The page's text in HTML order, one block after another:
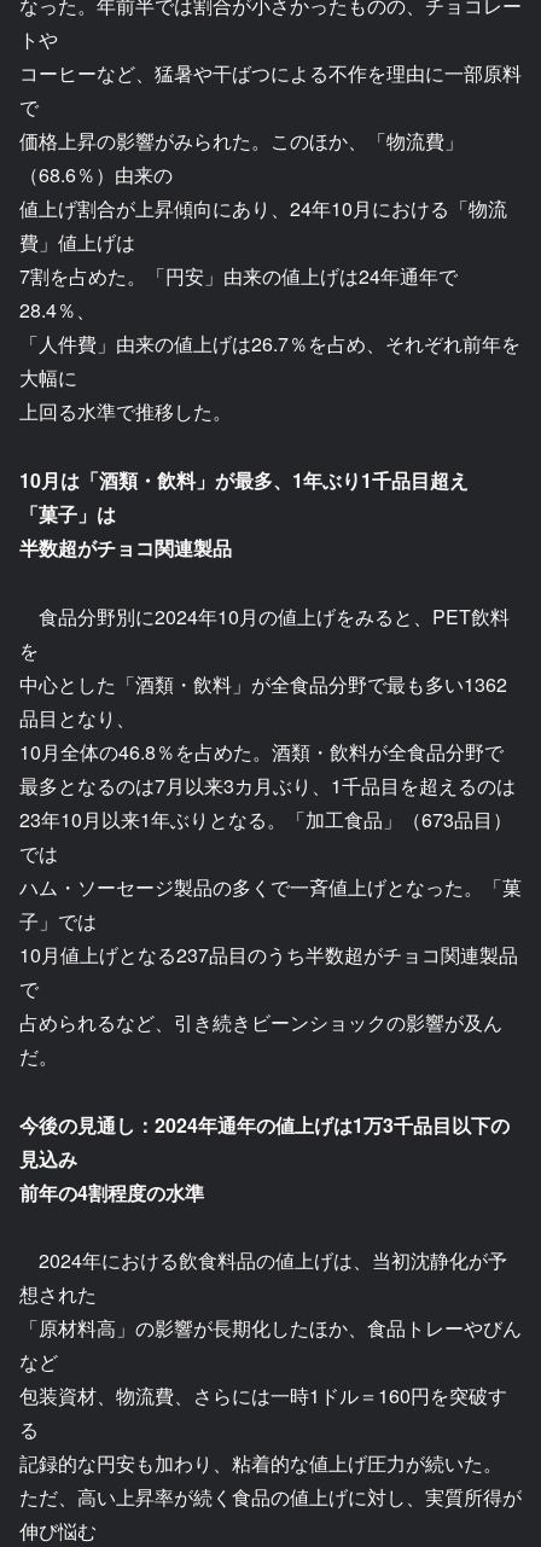
なった。年前半では割合が小さかったものの、チョコレー
トや
コーヒーなど、猛暑や干ばつによる不作を理由に一部原料
で
価格上昇の影響がみられた。このほか、「物流費」
（68.6％）由来の
値上げ割合が上昇傾向にあり、24年10月における「物流
費」値上げは
7割を占めた。「円安」由来の値上げは24年通年で
28.4％、
「人件費」由来の値上げは26.7％を占め、それぞれ前年を
大幅に
上回る水準で推移した。
10月は「酒類・飲料」が最多、1年ぶり1千品目超え
「菓子」は
半数超がチョコ関連製品
食品分野別に2024年10月の値上げをみると、PET飲料
を
中心とした「酒類・飲料」が全食品分野で最も多い1362
品目となり、
10月全体の46.8％を占めた。酒類・飲料が全食品分野で
最多となるのは7月以来3カ月ぶり、1千品目を超えるのは
23年10月以来1年ぶりとなる。「加工食品」（673品目）
では
ハム・ソーセージ製品の多くで一斉値上げとなった。「菓
子」では
10月値上げとなる237品目のうち半数超がチョコ関連製品
で
占められるなど、引き続きビーンショックの影響が及ん
だ。
今後の見通し：2024年通年の値上げは1万3千品目以下の
見込み
前年の4割程度の水準
2024年における飲食料品の値上げは、当初沈静化が予
想された
「原材料高」の影響が長期化したほか、食品トレーやびん
など
包装資材、物流費、さらには一時1ドル＝160円を突破す
る
記録的な円安も加わり、粘着的な値上げ圧力が続いた。
ただ、高い上昇率が続く食品の値上げに対し、実質所得が
伸び悩む